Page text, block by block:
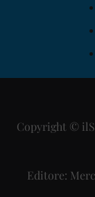
Copyright ©
Editore: